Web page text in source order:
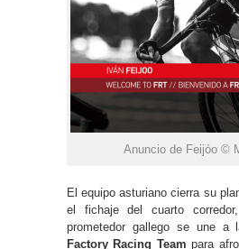
Anuncio de Feijóo ©
El equipo asturiano cierra su
el fichaje del cuarto
prometedor gallego se une a
Factory Racing Team para